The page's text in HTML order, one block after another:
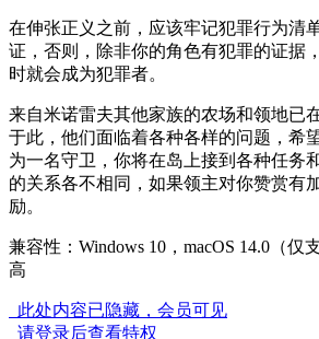
在伸张正义之前，应该牢记犯罪行为清
证，否则，除非你的角色有犯罪的证据
时就会成为犯罪者。
来自米诺雷夫其他家族的农场和领地已
于此，他们面临着各种各样的问题，希
为一名守卫，你将在岛上接到各种任务
的关系各不相同，如果领主对你赞赏有
励。
兼容性：Windows 10，macOS 14.0（仅
高
此处内容已隐藏，会员可见
请登录后查看特权